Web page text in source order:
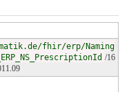
fhir/erp/Naming
/16